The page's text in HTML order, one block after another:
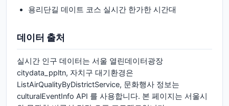
용리단길 데이트 코스 실시간 한가한 시간대
데이터 출처
실시간 인구 데이터는 서울 열린데이터광장
citydata_ppltn, 자치구 대기환경은
ListAirQualityByDistrictService, 문화행사 정보는
culturalEventInfo API 를 사용합니다. 본 페이지는 서울시